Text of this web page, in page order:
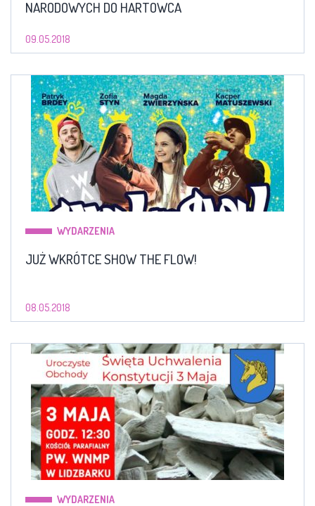
NARODOWYCH DO HARTOWCA
09.05.2018
WYDARZENIA
JUŻ WKRÓTCE SHOW THE FLOW!
08.05.2018
WYDARZENIA